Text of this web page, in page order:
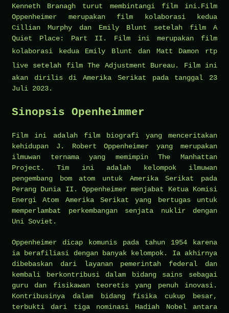
Kenneth Branagh turut membintangi film ini.Film
Oppenheimer merupakan film kolaborasi kedua
Cillian Murphy dan Emily Blunt setelah film A
Quiet Place: Part II. Film ini merupakan film
kolaborasi kedua Emily Blunt dan Matt Damon rtp
live setelah film The Adjustment Bureau. Film ini
akan dirilis di Amerika Serikat pada tanggal 23
Juli 2023.
Sinopsis Openheimmer
Film ini adalah film biografi yang menceritakan
kehidupan J. Robert Oppenheimer yang merupakan
ilmuwan ternama yang memimpin The Manhattan
Project. Tim ini adalah kelompok ilmuwan
pengembang bom atom untuk Amerika Serikat pada
Perang Dunia II. Oppenheimer menjabat Ketua Komisi
Energi Atom Amerika Serikat yang bertugas untuk
memperlambat perkembangan senjata nuklir dengan
Uni Soviet.
Oppenheimer dicap komunis pada tahun 1954 karena
ia berafiliasi dengan banyak kelompok. Ia akhirnya
dibebaskan dari layanan pemerintah federal dan
kembali berkontribusi dalam bidang sains sebagai
guru dan fisikawan teoretis yang penuh inovasi.
Kontribusinya dalam bidang fisika cukup besar,
terbukti dari tiga nominasi Hadiah Nobel antara